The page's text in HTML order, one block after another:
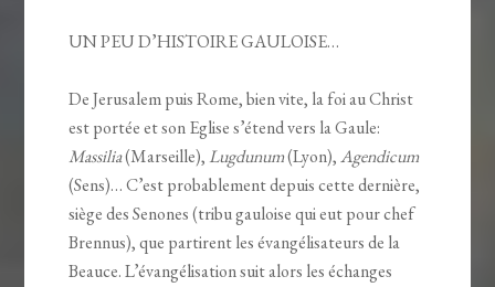
UN PEU D’HISTOIRE GAULOISE…
De Jerusalem puis Rome, bien vite, la foi au Christ
est portée et son Eglise s’étend vers la Gaule:
Massilia(Marseille),Lugdunum(Lyon),Agendicum
(Sens)… C’est probablement depuis cette dernière,
siège des Senones (tribu gauloise qui eut pour chef
Brennus), que partirent les évangélisateurs de la
Beauce. L’évangélisation suit alors les échanges